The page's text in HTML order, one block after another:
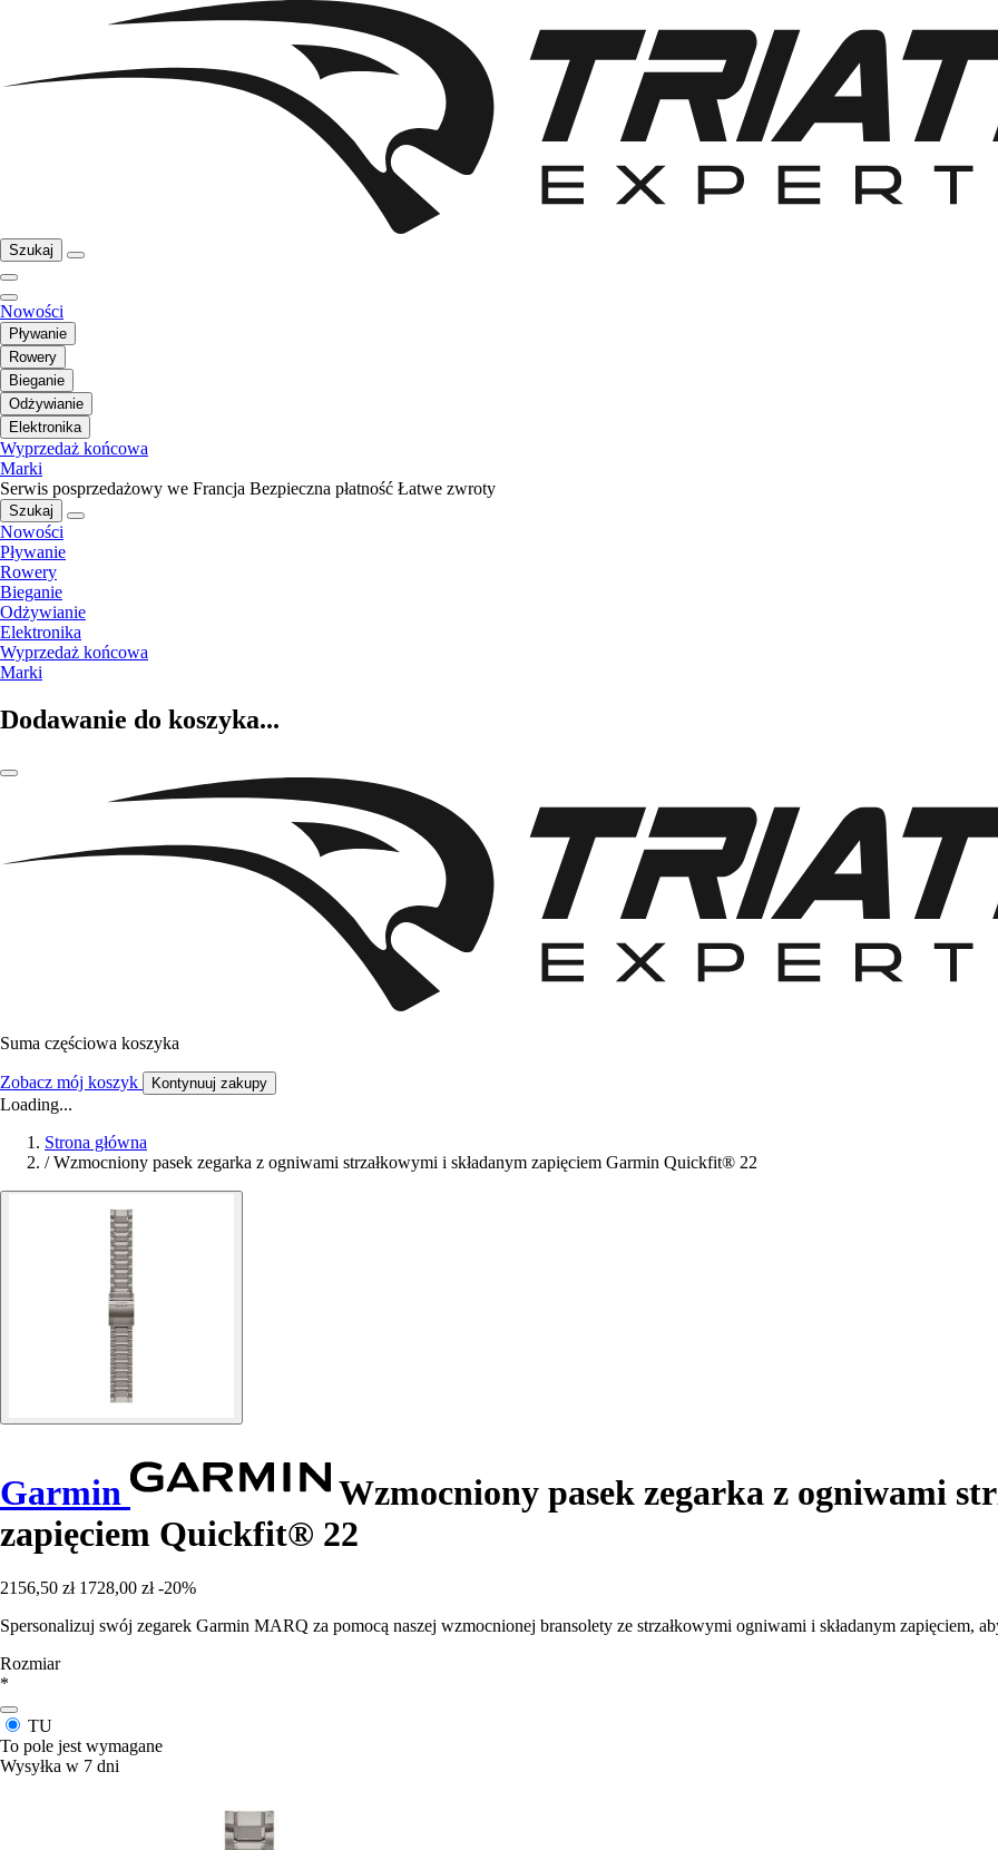
Szukaj
Nowości
Pływanie
Rowery
Bieganie
Odżywianie
Elektronika
Wyprzedaż końcowa
Marki
Serwis posprzedażowy we Francja Bezpieczna płatność Łatwe zwroty
Szukaj
Nowości
Pływanie
Rowery
Bieganie
Odżywianie
Elektronika
Wyprzedaż końcowa
Marki
Dodawanie do koszyka...
Suma częściowa koszyka
Zobacz mój koszyk Kontynuuj zakupy
Loading...
Strona główna
/ Wzmocniony pasek zegarka z ogniwami strzałkowymi i składanym zapięciem Garmin Quickfit® 22
Garmin
Wzmocniony pasek zegarka z ogniwami
zapięciem Quickfit® 22
2156,50 zł 1728,00 zł -20%
Spersonalizuj swój zegarek Garmin MARQ za pomocą naszej wzmocnionej bransolety ze strzałkowymi ogniwami i składanym zapięciem,
Rozmiar
*
TU
To pole jest wymagane
Wysyłka w 7 dni